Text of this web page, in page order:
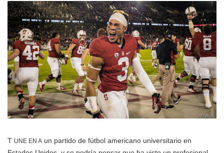
T UNE EN A un partido de fútbol americano universitario en